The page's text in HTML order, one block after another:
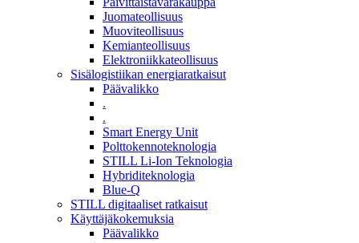
Juomateollisuus
Muoviteollisuus
Kemianteollisuus
Elektroniikkateollisuus
Sisälogistiikan energiaratkaisut
Päävalikko
.
.
Smart Energy Unit
Polttokennoteknologia
STILL Li-Ion Teknologia
Hybriditeknologia
Blue-Q
STILL digitaaliset ratkaisut
Käyttäjäkokemuksia
Päävalikko